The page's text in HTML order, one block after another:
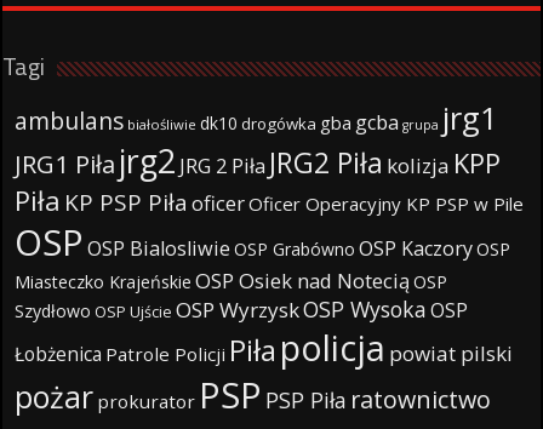
Tagi
ambulans białośliwie dk10 drogówka gba gcba grupa jrg1
JRG1 Piła jrg2 JRG 2 Piła JRG2 Piła kolizja KPP
Piła KP PSP Piła oficerOficer Operacyjny KP PSP w Pile
OSP OSP Bialosliwie OSP Grabówno OSP KaczoryOSP
Miasteczko Krajeńskie OSP Osiek nad Notecią OSP
Szydłowo OSP Ujście OSP WyrzyskOSP WysokaOSP
Łobżenica Patrole Policji Piła policja powiat pilski
pożar prokurator PSP PSP Piła ratownictwo